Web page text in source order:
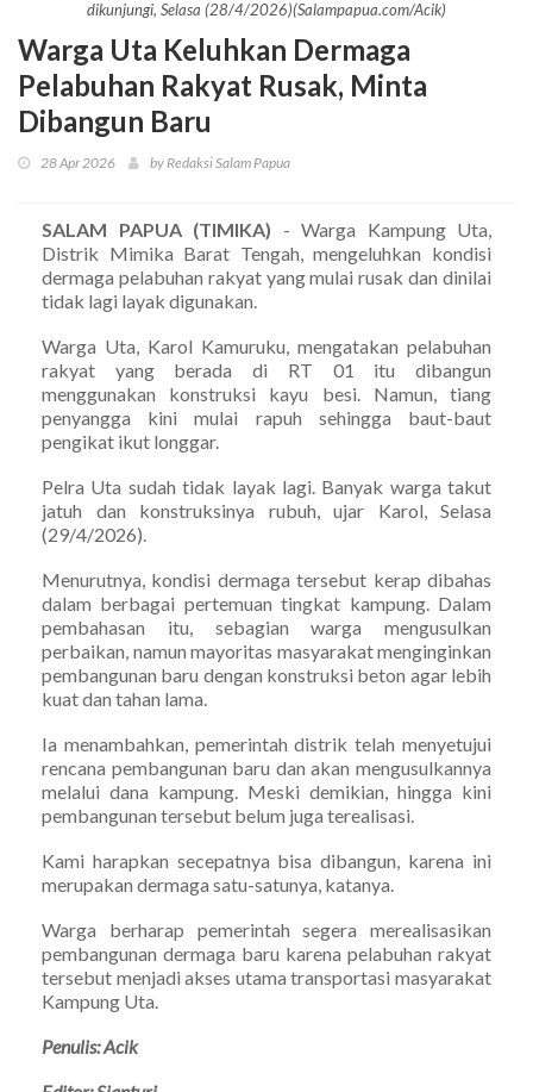
dikunjungi, Selasa (28/4/2026)(Salampapua.com/Acik)
Warga Uta Keluhkan Dermaga
Pelabuhan Rakyat Rusak, Minta
Dibangun Baru
28 Apr 2026 by Redaksi Salam Papua
SALAM PAPUA (TIMIKA) - Warga Kampung Uta,
Distrik Mimika Barat Tengah, mengeluhkan kondisi
dermaga pelabuhan rakyat yang mulai rusak dan dinilai
tidak lagi layak digunakan.
Warga Uta, Karol Kamuruku, mengatakan pelabuhan
rakyat yang berada di RT 01 itu dibangun
menggunakan konstruksi kayu besi. Namun, tiang
penyangga kini mulai rapuh sehingga baut-baut
pengikat ikut longgar.
Pelra Uta sudah tidak layak lagi. Banyak warga takut
jatuh dan konstruksinya rubuh, ujar Karol, Selasa
(29/4/2026).
Menurutnya, kondisi dermaga tersebut kerap dibahas
dalam berbagai pertemuan tingkat kampung. Dalam
pembahasan itu, sebagian warga mengusulkan
perbaikan, namun mayoritas masyarakat menginginkan
pembangunan baru dengan konstruksi beton agar lebih
kuat dan tahan lama.
Ia menambahkan, pemerintah distrik telah menyetujui
rencana pembangunan baru dan akan mengusulkannya
melalui dana kampung. Meski demikian, hingga kini
pembangunan tersebut belum juga terealisasi.
Kami harapkan secepatnya bisa dibangun, karena ini
merupakan dermaga satu-satunya, katanya.
Warga berharap pemerintah segera merealisasikan
pembangunan dermaga baru karena pelabuhan rakyat
tersebut menjadi akses utama transportasi masyarakat
Kampung Uta.
Penulis: Acik